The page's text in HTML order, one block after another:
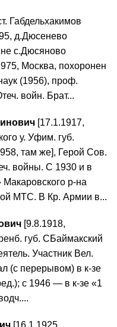
Габдельхакимов
д.Дюсенево
с.Дюсяново
Москва, похоронен
(1956), проф.
войн. Брат...
[17.1.1917,
у. Уфим. губ.
там же], Герой Сов.
войны. С 1930 и в
р-на
МТС. В Кр. Армии в...
[9.8.1918,
губ. СБаймакский
Участник Вел.
(с перерывом) в к-зе
с 1946 — в к-зе «1
[16.1.1925,